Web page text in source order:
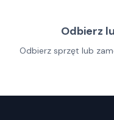
Odbierz
Odbierz sprzęt lub